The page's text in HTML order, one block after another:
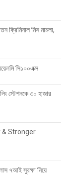
ক্রিমিনাল মিস মামলা,
সি১০০এক্স
স্টেশনকে ৩০ হাজার
& Stronger
৭আই সুরক্ষা নিয়ে